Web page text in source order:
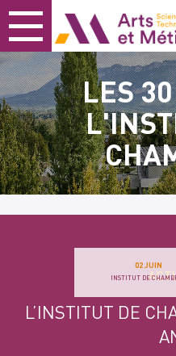
Skip
to
content
Skip
to
main
menu
Skip
to
search
Arts et métiers
LES
02 JUIN
INSTITUT DE
L’INSTITUT DE